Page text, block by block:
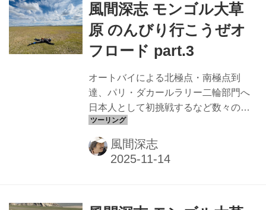
ラコルムから再びハンドルを東へ、ウ
ランバートル方面を目指す一日が始ま
った。 3 走り出すと、どこまでも続く
草原と山並みが視界を埋め尽くす。青
遠く霞む山々。天国を見たことはない
が、もしあるとすれば、きっとこんな
風景なのだろう。広がる大地を前にし
て...
風間深志 モンゴル大草
原 のんびり行こうぜオ
フロード part.3
オートバイによる北極点・南極点到
達、パリ・ダカールラリー二輪部門へ
日本人として初挑戦するなど数々の偉
業を達成してきた風間深志氏が、モン
ゴルへツーリングの旅に出る。休養日
となる3日目は、釣りをしにオルホン川
風間深志